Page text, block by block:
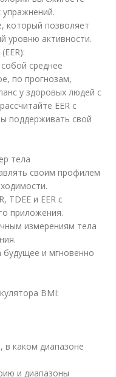
который позволяет
уровню активности.
среднее
по прогнозам,
у здоровых людей с
EER с
поддерживать свой
тела
своим профилем
TDEE и EER с
приложения.
измерениям тела
будущее и мгновенно
BMI:
каком диапазоне
и диапазоны